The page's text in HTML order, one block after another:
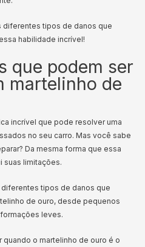
diferentes tipos de danos que
habilidade incrível!
que podem ser
martelinho de
incrível que pode resolver uma
no seu carro. Mas você sabe
Da mesma forma que essa
suas limitações.
tipos de danos que
de ouro, desde pequenos
leves.
o martelinho de ouro é o